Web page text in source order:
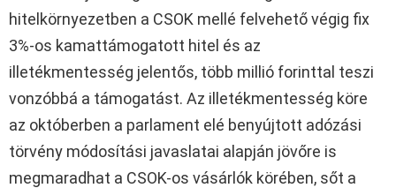
hitelkörnyezetben a CSOK mellé felvehető végig fix
3%-os kamattámogatott hitel és az
illetékmentesség jelentős, több millió forinttal teszi
vonzóbbá a támogatást. Az illetékmentesség köre
az októberben a parlament elé benyújtott adózási
törvény módosítási javaslatai alapján jövőre is
megmaradhat a CSOK-os vásárlók körében, sőt a